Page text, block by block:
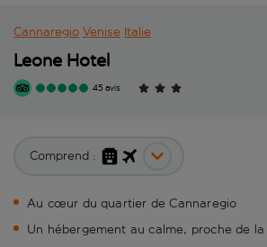
Cannaregio Venise Italie
Leone Hotel
45 avis
Comprend :
Au cœur du quartier de Cannaregio
Un hébergement au calme, proche de la